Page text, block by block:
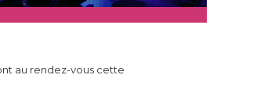
au rendez-vous cette